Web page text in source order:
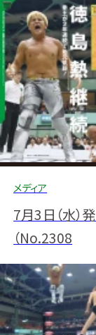
メディア
7月3日（水）
（No.2308